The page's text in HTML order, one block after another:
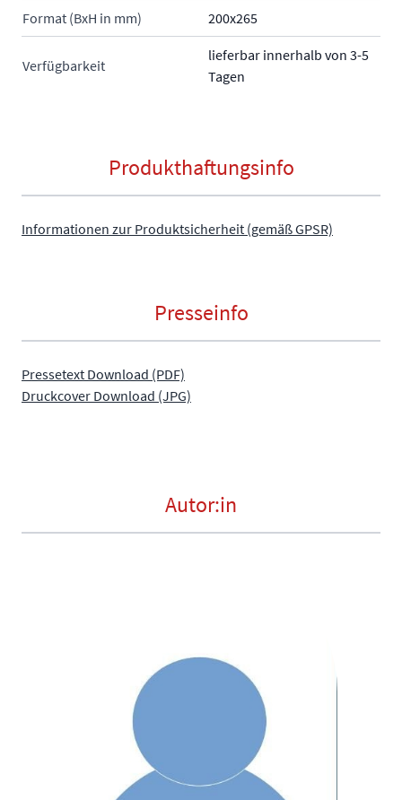
Format (BxH in mm) 200x265
Verfügbarkeit
lieferbar innerhalb von 3-5
Tagen
Produkthaftungsinfo
Informationen zur Produktsicherheit (gemäß GPSR)
Presseinfo
Pressetext Download (PDF)
Druckcover Download (JPG)
Autor:in